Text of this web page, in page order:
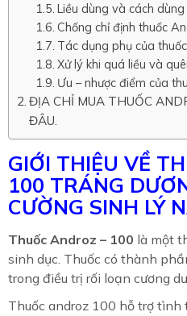
Liều dùng và cách
Chống chỉ định thuốc
Tác dụng phụ của
Xử lý khi quá liều và
Ưu – nhược điểm của
ĐỊA CHỈ MUA THUỐC
ĐÂU.
GIỚI THIỆU VỀ
100 TRÁNG
CƯỜNG SINH LÝ
Thuốc Androz – 100 là một
sinh dục. Thuốc có thành
trong điều trị rối loạn cương
Thuốc androz 100 hỗ trợ tình